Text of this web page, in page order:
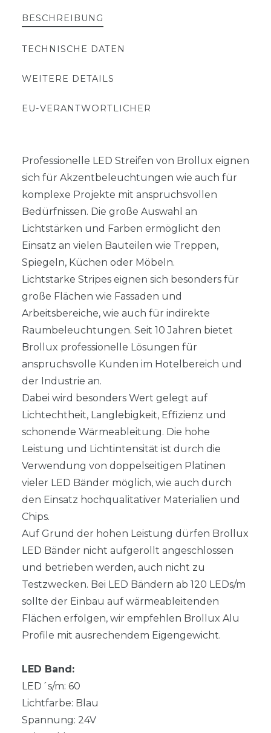
BESCHREIBUNG
TECHNISCHE DATEN
WEITERE DETAILS
EU-VERANTWORTLICHER
Professionelle LED Streifen von Brollux eignen
sich für Akzentbeleuchtungen wie auch für
komplexe Projekte mit anspruchsvollen
Bedürfnissen. Die große Auswahl an
Lichtstärken und Farben ermöglicht den
Einsatz an vielen Bauteilen wie Treppen,
Spiegeln, Küchen oder Möbeln.
Lichtstarke Stripes eignen sich besonders für
große Flächen wie Fassaden und
Arbeitsbereiche, wie auch für indirekte
Raumbeleuchtungen. Seit 10 Jahren bietet
Brollux professionelle Lösungen für
anspruchsvolle Kunden im Hotelbereich und
der Industrie an.
Dabei wird besonders Wert gelegt auf
Lichtechtheit, Langlebigkeit, Effizienz und
schonende Wärmeableitung. Die hohe
Leistung und Lichtintensität ist durch die
Verwendung von doppelseitigen Platinen
vieler LED Bänder möglich, wie auch durch
den Einsatz hochqualitativer Materialien und
Chips.
Auf Grund der hohen Leistung dürfen Brollux
LED Bänder nicht aufgerollt angeschlossen
und betrieben werden, auch nicht zu
Testzwecken. Bei LED Bändern ab 120 LEDs/m
sollte der Einbau auf wärmeableitenden
Flächen erfolgen, wir empfehlen Brollux Alu
Profile mit ausrechendem Eigengewicht.
LED Band:
LED´s/m: 60
Lichtfarbe: Blau
Spannung: 24V